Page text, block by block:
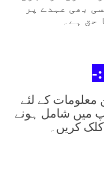
بھی عہدے پر
حق ہے۔
معلومات کے لئے
میں شامل ہونے
کریں۔